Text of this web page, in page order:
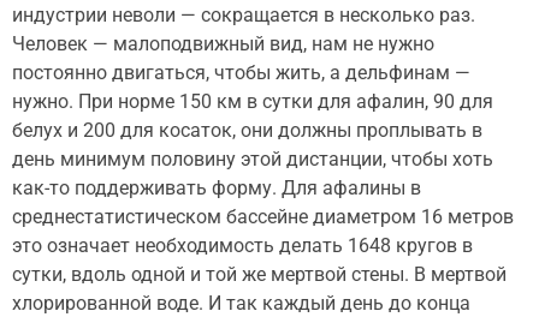
индустрии неволи — сокращается в несколько раз.
Человек — малоподвижный вид, нам не нужно
постоянно двигаться, чтобы жить, а дельфинам —
нужно. При норме 150 км в сутки для афалин, 90 для
белух и 200 для косаток, они должны проплывать в
день минимум половину этой дистанции, чтобы хоть
как-то поддерживать форму. Для афалины в
среднестатистическом бассейне диаметром 16 метров
это означает необходимость делать 1648 кругов в
сутки, вдоль одной и той же мертвой стены. В мертвой
хлорированной воде. И так каждый день до конца